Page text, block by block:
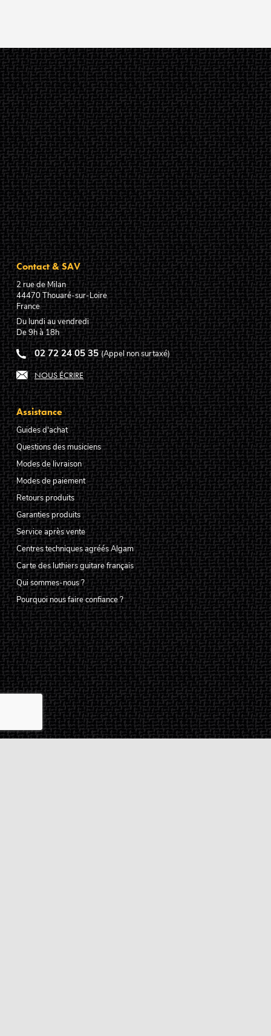
Contact & SAV
2 rue de Milan
44470Thouaré-sur-Loire
France
Du lundi au vendredi
De 9h à 18h
02 72 24 05 35 (Appel non surtaxé)
NOUS ÉCRIRE
Assistance
Guides d'achat
Questions des musiciens
Modes de livraison
Modes de paiement
Retours produits
Garanties produits
Service après vente
Centres techniques agréés Algam
Carte des luthiers guitare français
Qui sommes-nous ?
Pourquoi nous faire confiance ?